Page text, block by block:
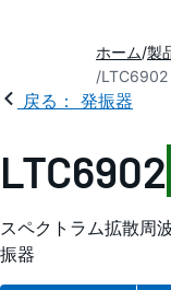
ホーム 製
LTC6902
戻る： 発振器
LTC6902
スペクトラム拡散周
振器